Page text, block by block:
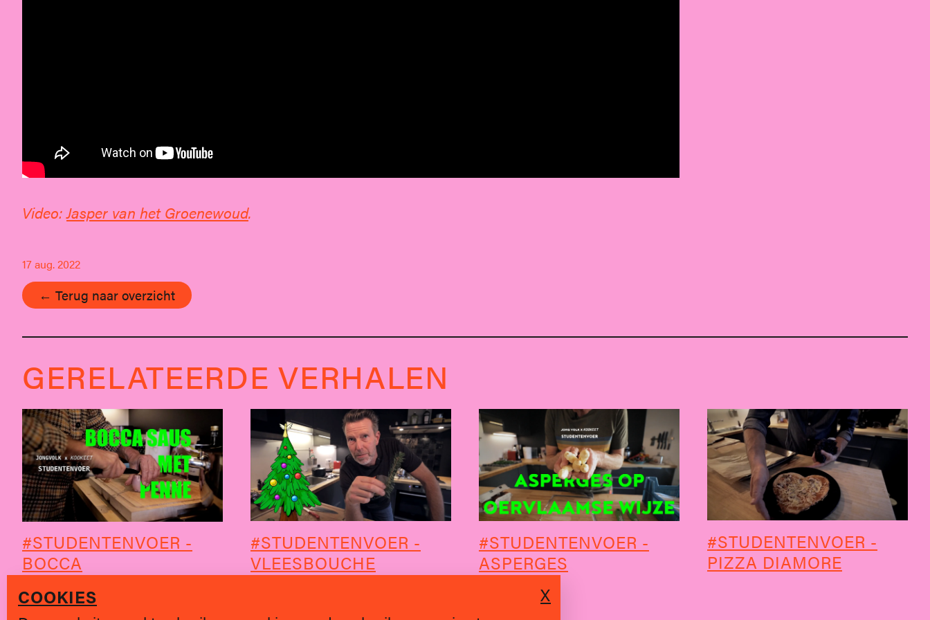
Video:Jasper van het Groenewoud.
17 aug. 2022
← Terug naar overzicht
GERELATEERDE VERHALEN
#STUDENTENVOER -
BOCCA
#STUDENTENVOER -
VLEESBOUCHE
#STUDENTENVOER -
ASPERGES
#STUDENTENVOER -
PIZZA DIAMORE
COOKIES
X